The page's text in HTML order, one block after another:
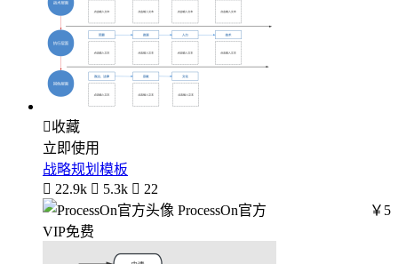
收藏
立即使用
战略规划模板
 22.9k  5.3k  22
ProcessOn官方
￥5
VIP免费